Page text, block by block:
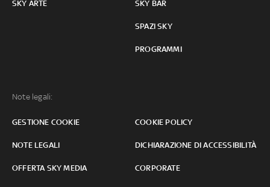
SKY ARTE SKY BAR
SPAZI SKY
PROGRAMMI
Note legali:
GESTIONE COOKIE COOKIE POLICY
NOTE LEGALI DICHIARAZIONE DI ACCESSIBILITÀ
OFFERTA SKY MEDIA CORPORATE